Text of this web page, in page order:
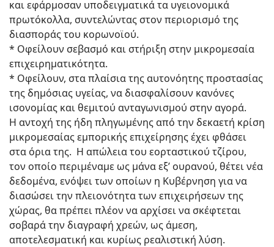
και εφάρμοσαν υποδειγματικά τα υγειονομικά
πρωτόκολλα, συντελώντας στον περιορισμό της
διασποράς του κορωνοϊού.
* Οφείλουν σεβασμό και στήριξη στην μικρομεσαία
επιχειρηματικότητα.
* Οφείλουν, στα πλαίσια της αυτονόητης προστασίας
της δημόσιας υγείας, να διασφαλίσουν κανόνες
ισονομίας και θεμιτού ανταγωνισμού στην αγορά.
Η αντοχή της ήδη πληγωμένης από την δεκαετή κρίση
μικρομεσαίας εμπορικής επιχείρησης έχει φθάσει
στα όρια της. Η απώλεια του εορταστικού τζίρου,
τον οποίο περιμέναμε ως μάνα εξ’ ουρανού, θέτει νέα
δεδομένα, ενόψει των οποίων η Κυβέρνηση για να
διασώσει την πλειονότητα των επιχειρήσεων της
χώρας, θα πρέπει πλέον να αρχίσει να σκέφτεται
σοβαρά την διαγραφή χρεών, ως άμεση,
αποτελεσματική και κυρίως ρεαλιστική λύση.